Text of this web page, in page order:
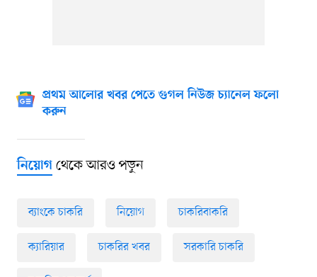
প্রথম আলোর খবর পেতে গুগল নিউজ চ্যানেল ফলো
করুন
নিয়োগথেকে আরও পড়ুন
ব্যাংকে চাকরি নিয়োগ চাকরিবাকরি
ক্যারিয়ার চাকরির খবর সরকারি চাকরি